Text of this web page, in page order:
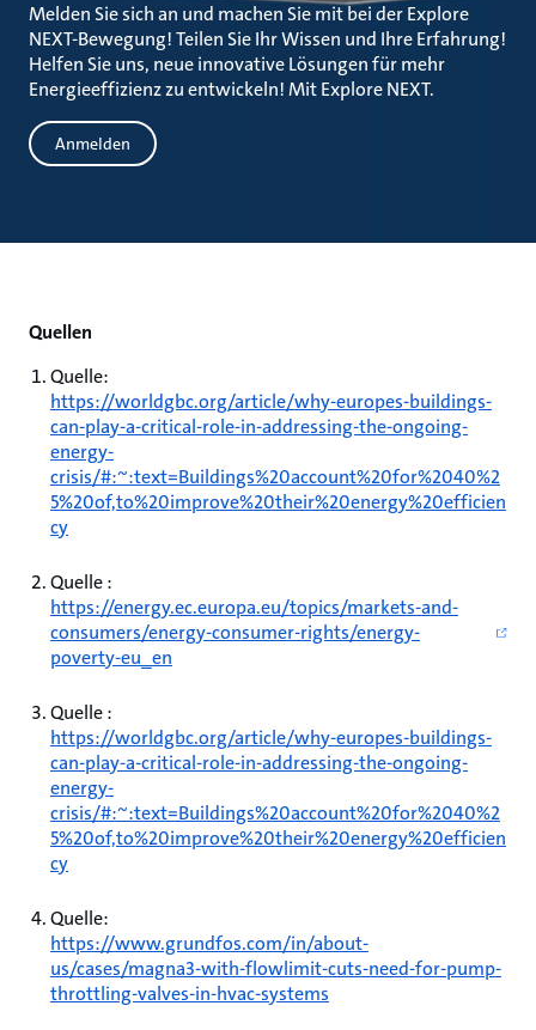
Melden Sie sich an und machen Sie mit bei der Explore
NEXT-Bewegung! Teilen Sie Ihr Wissen und Ihre Erfahrung!
Helfen Sie uns, neue innovative Lösungen für mehr
Energieeffizienz zu entwickeln! Mit Explore NEXT.
Anmelden
Quellen
Quelle:
https://worldgbc.org/article/why-europes-buildings-
can-play-a-critical-role-in-addressing-the-ongoing-
energy-
crisis/#:~:text=Buildings%20account%20for%2040%2
5%20of,to%20improve%20their%20energy%20efficien
cy
Quelle :
https://energy.ec.europa.eu/topics/markets-and-
consumers/energy-consumer-rights/energy-
poverty-eu_en
Quelle :
https://worldgbc.org/article/why-europes-buildings-
can-play-a-critical-role-in-addressing-the-ongoing-
energy-
crisis/#:~:text=Buildings%20account%20for%2040%2
5%20of,to%20improve%20their%20energy%20efficien
cy
Quelle:
https://www.grundfos.com/in/about-
us/cases/magna3-with-flowlimit-cuts-need-for-pump-
throttling-valves-in-hvac-systems